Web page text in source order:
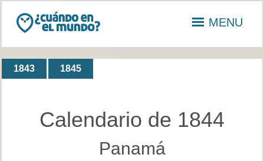
MENU
1843 1845
Calendario de 1844
Panamá